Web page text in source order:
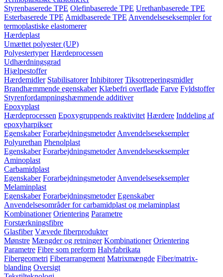
Styrenbaserede TPE Olefinbaserede TPE Urethanbaserede TPE
Esterbaserede TPE Amidbaserede TPE Anvendelseseksempler for
termoplastiske elastomerer
Hærdeplast
Umættet polyester (UP)
Polyestertyper Hærdeprocessen
Udhærdningsgrad
Hjælpestoffer
Hærdemidler Stabilisatorer Inhibitorer Tiksotreperingsmidler
Brandhæmmende egenskaber Klæbefri overflade Farve Fyldstoffer
Styrenfordampningshæmmende additiver
Epoxyplast
Hærdeprocessen Epoxygruppends reaktivitet Hærdere Inddeling af
epoxyharpikser
Egenskaber Forarbejdningsmetoder Anvendelseseksempler
Polyurethan Phenolplast
Egenskaber Forarbejdningsmetoder Anvendelseseksempler
Aminoplast
Carbamidplast
Egenskaber Forarbejdningsmetoder Anvendelseseksempler
Melaminplast
Egenskaber Forarbejdningsmetoder Egenskaber
Anvendelsesområder for carbamidplast og melaminplast
Kombinationer Orientering Parametre
Forstærkningsfibre
Glasfiber Vævede fiberprodukter
Mønstre Mængder og retninger Kombinationer Orientering
Parametre Fibre som preform Halvfabrikata
Fibergeometri Fiberarrangement Matrixmængde Fiber/matrix-
blanding Oversigt